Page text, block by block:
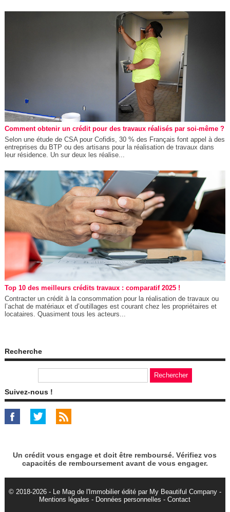
Comment obtenir un crédit pour des travaux réalisés par soi-même ?
Selon une étude de CSA pour Cofidis, 30 % des Français font appel à des
entreprises du BTP ou des artisans pour la réalisation de travaux dans
leur résidence. Un sur deux les réalise...
Top 10 des meilleurs crédits travaux : comparatif 2025 !
Contracter un crédit à la consommation pour la réalisation de travaux ou
l’achat de matériaux et d’outillages est courant chez les propriétaires et
locataires. Quasiment tous les acteurs...
Recherche
Suivez-nous !
Un crédit vous engage et doit être remboursé. Vérifiez vos
capacités de remboursement avant de vous engager.
© 2018-2026 - Le Mag de l'Immobilier édité par My Beautiful Company -
Mentions légales - Données personnelles -Contact